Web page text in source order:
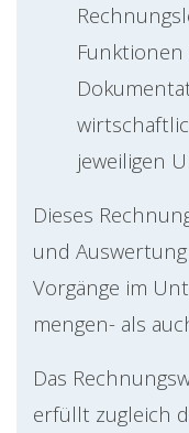
jeweiligen
Dieses
und
Vorgänge im
mengen- als
Das
erfüllt zugleich